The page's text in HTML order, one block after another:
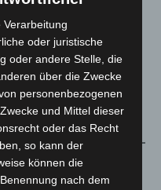
1.269
oder juristische
oder andere Stelle, die
über die Zwecke
personenbezogenen
und Mittel dieser
oder das Recht
so kann der
können die
nach dem